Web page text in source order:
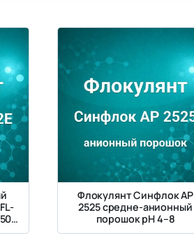
Флокулянт Синфлок AP
2525 средне-анионный
порошок рН 4–8